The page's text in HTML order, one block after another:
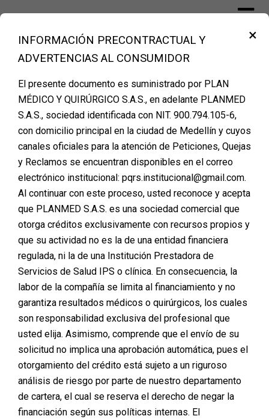
contentFinanciación Cirugía Plástica Medellín –
PLANMED
AGENDA TU CITA DE
VALORACION
Posted onoctubre 10, 2025
×
INFORMACIÓN PRECONTRACTUAL Y
ADVERTENCIAS AL CONSUMIDOR
El presente documento es suministrado por PLAN
MÉDICO Y QUIRÚRGICO S.A.S., en adelante PLANMED
S.A.S., sociedad identificada con NIT. 900.794.105-6,
con domicilio principal en la ciudad de Medellín y cuyos
canales oficiales para la atención de Peticiones, Quejas
y Reclamos se encuentran disponibles en el correo
electrónico institucional: pqrs.institucional@gmail.com.
Al continuar con este proceso, usted reconoce y acepta
que PLANMED S.A.S. es una sociedad comercial que
otorga créditos exclusivamente con recursos propios y
que su actividad no es la de una entidad financiera
regulada, ni la de una Institución Prestadora de
Servicios de Salud IPS o clínica. En consecuencia, la
labor de la compañía se limita al financiamiento y no
garantiza resultados médicos o quirúrgicos, los cuales
son responsabilidad exclusiva del profesional que
usted elija. Asimismo, comprende que el envío de su
solicitud no implica una aprobación automática, pues el
otorgamiento del crédito está sujeto a un riguroso
análisis de riesgo por parte de nuestro departamento
de cartera, el cual se reserva el derecho de negar la
financiación según sus políticas internas. El